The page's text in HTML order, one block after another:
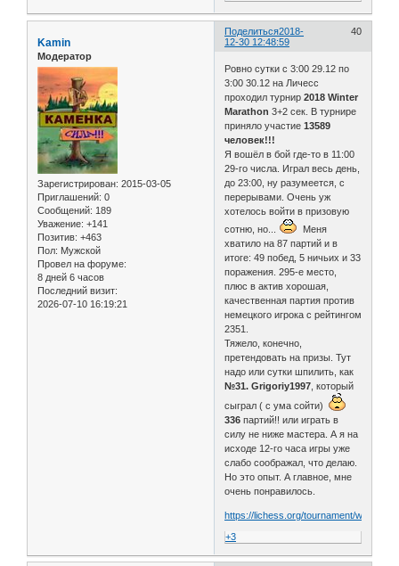
Поделиться 40
2018-
12-30 12:48:59
Kamin
Модератор
Зарегистрирован: 2015-03-05
Приглашений: 0
Сообщений: 189
Уважение: +141
Позитив: +463
Пол: Мужской
Провел на форуме:
8 дней 6 часов
Последний визит:
2026-07-10 16:19:21
Ровно сутки с 3:00 29.12 по
3:00 30.12 на Личесс
проходил турнир 2018 Winter
Marathon 3+2 сек. В турнире
приняло участие13589
человек!!!
Я вошёл в бой где-то в 11:00
29-го числа. Играл весь день,
до 23:00, ну разумеется, с
перерывами. Очень уж
хотелось войти в призовую
сотню, но...
Меня
хватило на 87 партий и в
итоге: 49 побед, 5 ничьих и 33
поражения. 295-е место,
плюс в актив хорошая,
качественная партия против
немецкого игрока с рейтингом
2351.
Тяжело, конечно,
претендовать на призы. Тут
надо или сутки шпилить, как
№31. Grigoriy1997 , который
сыграл ( с ума сойти)
336 партий!! или играть в
силу не ниже мастера. А я на
исходе 12-го часа игры уже
слабо соображал, что делаю.
Но это опыт. А главное, мне
очень понравилось.
https://lichess.org/tournament/winter18
+3